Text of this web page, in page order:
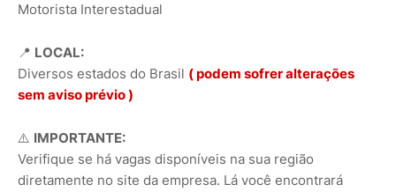
Motorista Interestadual
📍 LOCAL:
Diversos estados do Brasil ( podem sofrer alterações
sem aviso prévio )
⚠️ IMPORTANTE:
Verifique se há vagas disponíveis na sua região
diretamente no site da empresa. Lá você encontrará